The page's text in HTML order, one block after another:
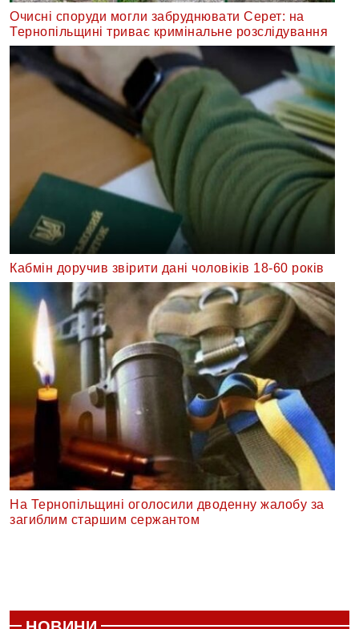
Очисні споруди могли забруднювати Серет: на
Тернопільщині триває кримінальне розслідування
Кабмін доручив звірити дані чоловіків 18-60 років
На Тернопільщині оголосили дводенну жалобу за
загиблим старшим сержантом